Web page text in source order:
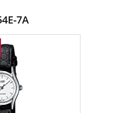
7A